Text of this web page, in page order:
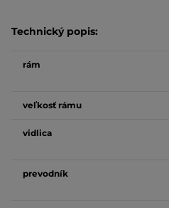
Technický popis:
rám
veľkosť rámu
vidlica
prevodník